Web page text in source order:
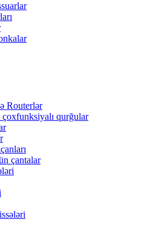
Routerlər
qurğular
çantalar